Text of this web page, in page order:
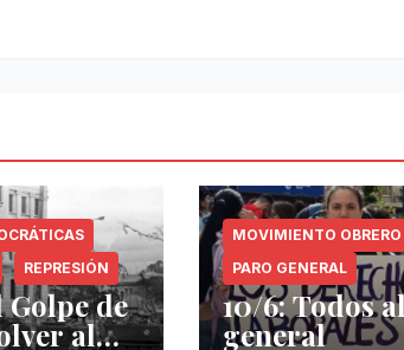
REPRESIÓN
Golpe de
al
MOVIMIENTO OBRERO
PARO GENERAL
10/6: Todos
general